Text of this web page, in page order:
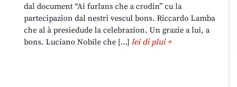
dal document “Ai furlans che a crodin” cu la
partecipazion dal nestri vescul bons. Riccardo Lamba
che al à presiedude la celebrazion. Un grazie a lui, a
bons. Luciano Nobile che […] lei di plui +